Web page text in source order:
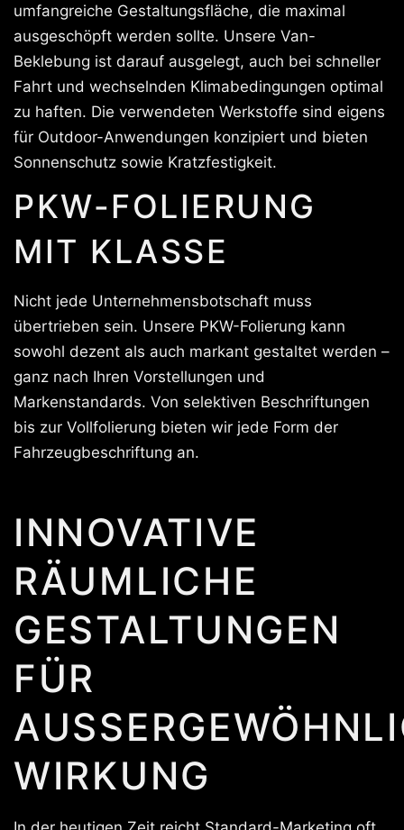
umfangreiche Gestaltungsfläche, die maximal
ausgeschöpft werden sollte. Unsere Van-
Beklebung ist darauf ausgelegt, auch bei schneller
Fahrt und wechselnden Klimabedingungen optimal
zu haften. Die verwendeten Werkstoffe sind eigens
für Outdoor-Anwendungen konzipiert und bieten
Sonnenschutz sowie Kratzfestigkeit.
PKW-FOLIERUNG
MIT KLASSE
Nicht jede Unternehmensbotschaft muss
übertrieben sein. Unsere PKW-Folierung kann
sowohl dezent als auch markant gestaltet werden –
ganz nach Ihren Vorstellungen und
Markenstandards. Von selektiven Beschriftungen
bis zur Vollfolierung bieten wir jede Form der
Fahrzeugbeschriftung an.
INNOVATIVE
RÄUMLICHE
GESTALTUNGEN
FÜR
IRKUNG